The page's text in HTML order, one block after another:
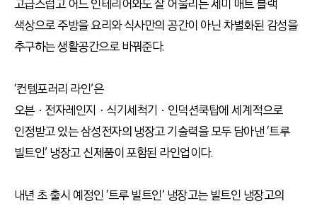
고급스럽고 어느 인테리어와도 잘 어울리는 세미 매트 블랙
색상으로 주방을 요리와 식사만의 공간이 아닌 차별화된 감성을
추구하는 생활공간으로 바꿔준다.
‘컨템포러리 라인’은
오븐ㆍ전자레인지ㆍ식기세척기ㆍ인덕션쿡탑에 세계적으로
인정받고 있는 삼성전자의 냉장고 기술력을 모두 담아낸 ‘트루
빌트인’ 냉장고 신제품이 포함된 라인업이다.
내년 초 출시 예정인 ‘트루 빌트인’ 냉장고는 빌트인 냉장고의